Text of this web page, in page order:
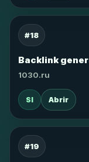
#18
Backlink
1030.ru
SI Abrir
#19